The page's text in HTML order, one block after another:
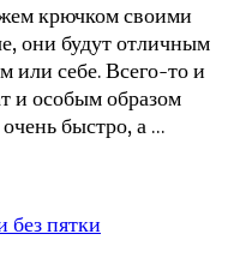
крючком своими
они будут отличным
или себе. Всего-то и
и особым образом
быстро, а …